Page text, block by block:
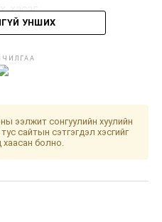
хэсэг
УНШИХ
ээлжит сонгуулийн хуулийн
сайтын сэтгэгдэл хэсгийг
хаасан болно.